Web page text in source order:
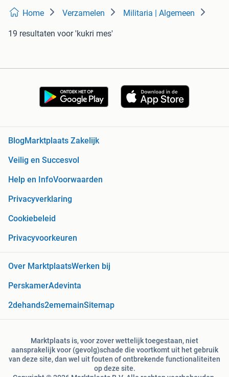
Home Verzamelen Militaria | Algemeen
19 resultaten voor 'kukri mes'
Blog Marktplaats Zakelijk
Veilig en Succesvol
Help en InfoVoorwaarden
Privacyverklaring
Cookiebeleid
Privacyvoorkeuren
Over MarktplaatsWerken bij
PerskamerAdevinta
2dehands2ememainSitemap
Marktplaats is, voor zover wettelijk toegestaan, niet
aansprakelijk voor (gevolg)schade die voortkomt uit het gebruik
van deze site, dan wel uit fouten of ontbrekende functionaliteiten
op deze site.